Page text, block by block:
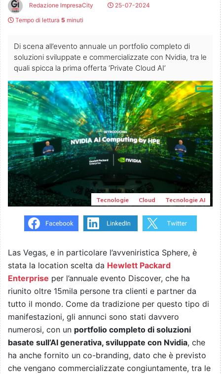
Redazione ImpresaCity
25-07-2024
Tempo di lettura 5 minuti
Di scena all’evento annuale un portfolio completo di
soluzioni sviluppate e commercializzate con Nvidia, tra le
quali spicca la prima offerta ‘Private Cloud AI’
Tecnologie Cloud Tecnologie AI
Las Vegas, e in particolare l’avveniristica Sphere, è
stata la location scelta da Hewlett Packard
Enterprise per l’annuale evento Discover, che ha
riunito oltre 15mila persone tra clienti e partner da
tutto il mondo. Come da tradizione per questo tipo di
manifestazioni, gli annunci sono stati davvero
numerosi, con un portfolio completo di soluzioni
basate sull’AI generativa, sviluppate con Nvidia, che
ha anche fornito un co-branding, dato che è previsto
che vengano commercializzate congiuntamente, tra le